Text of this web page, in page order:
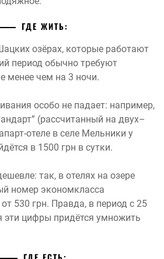
ГДЕ ЖИТЬ:
озёрах, которые работают
период обычно требуют
менее чем на 3 ночи.
особо не падает: например,
(рассчитанный на двух–
отеле в селе Мельники у
в 1500 грн в сутки.
так, в отелях на озере
номер экономкласса
530 грн. Правда, в период с 25
эти цифры придётся умножить